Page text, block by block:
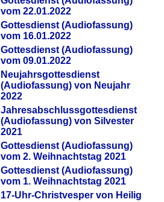
vom 22.01.2022
Gottesdienst (Audiofassung)
vom 16.01.2022
Gottesdienst (Audiofassung)
vom 09.01.2022
Neujahrsgottesdienst
(Audiofassung) von Neujahr
2022
Jahresabschlussgottesdienst
(Audiofassung) von Silvester
2021
Gottesdienst (Audiofassung)
vom 2. Weihnachtstag 2021
Gottesdienst (Audiofassung)
vom 1. Weihnachtstag 2021
17-Uhr-Christvesper von Heilig